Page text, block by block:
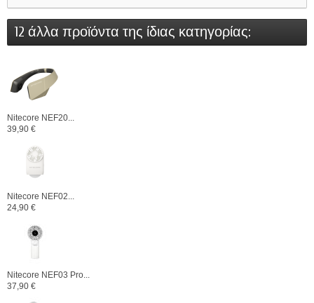
12 άλλα προϊόντα της ίδιας κατηγορίας:
Nitecore NEF20...
39,90 €
Nitecore NEF02...
24,90 €
Nitecore NEF03 Pro...
37,90 €